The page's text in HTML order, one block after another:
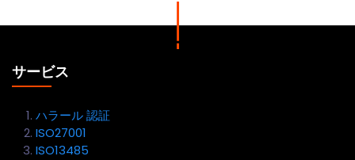
サービス
ハラール 認証
ISO27001
ISO13485